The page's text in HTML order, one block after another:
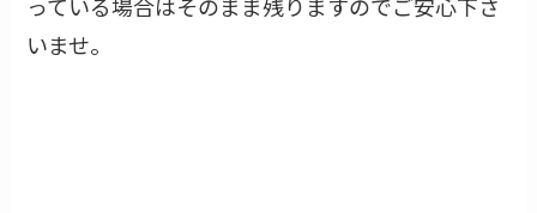
っている場合はそのまま残りますのでご安心下さ
いませ。